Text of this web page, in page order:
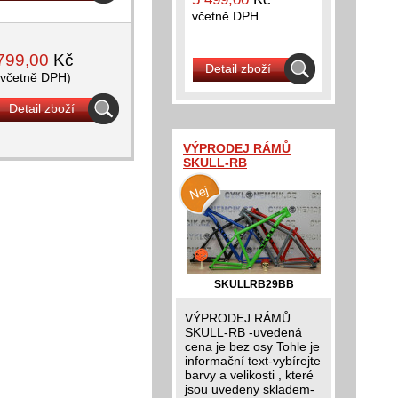
Kč
DPH)
Detail zboží
včetně DPH
Detail zboží
VÝPRODEJ RÁMŮ
SKULL-RB
SKULLRB29BB
VÝPRODEJ RÁMŮ
SKULL-RB -uvedená
cena je bez osy Tohle je
informační text-vybírejte
barvy a velikosti , které
jsou uvedeny skladem-